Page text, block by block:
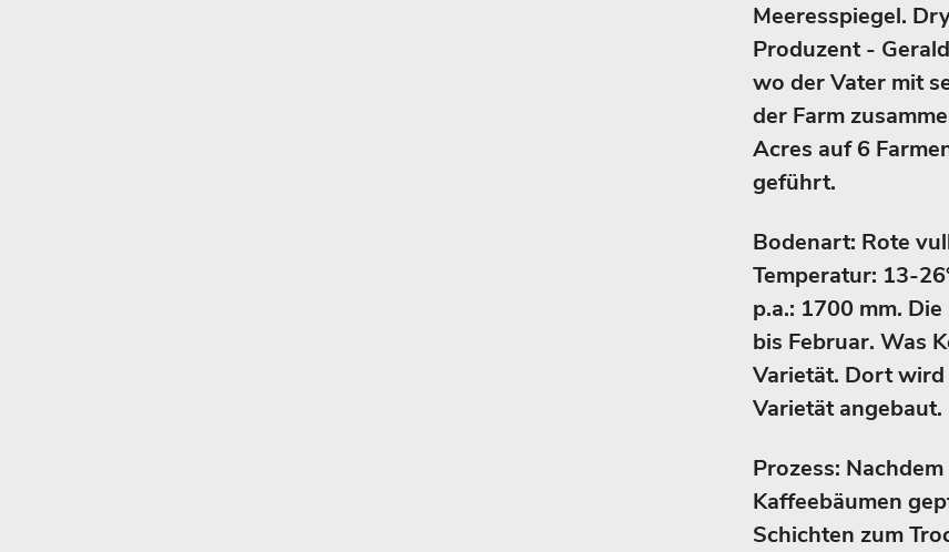
Meeresspiegel.
Produzent -
wo der Vater mit
der Farm
Acres auf 6
geführt.
Bodenart: Rote
Temperatur: 13-
p.a.: 1700 mm.
bis Februar. Was
Varietät. Dort
Varietät angebaut.
Prozess:
Kaffeebäumen
Schichten zum